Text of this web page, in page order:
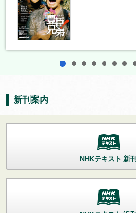
1 2 3 4 5 6 7
新刊案内
NHKテキスト 新刊